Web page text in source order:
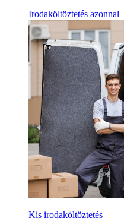
Irodaköltöztetés azonnal
Kis irodaköltöztetés